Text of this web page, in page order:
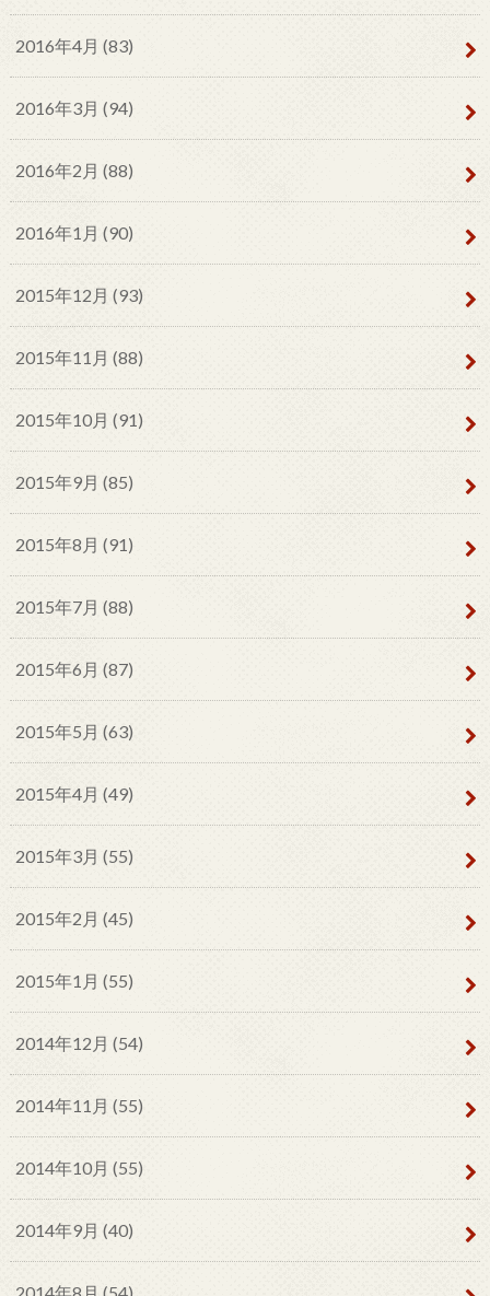
2016年4月 (83)
2016年3月 (94)
2016年2月 (88)
2016年1月 (90)
2015年12月 (93)
2015年11月 (88)
2015年10月 (91)
2015年9月 (85)
2015年8月 (91)
2015年7月 (88)
2015年6月 (87)
2015年5月 (63)
2015年4月 (49)
2015年3月 (55)
2015年2月 (45)
2015年1月 (55)
2014年12月 (54)
2014年11月 (55)
2014年10月 (55)
2014年9月 (40)